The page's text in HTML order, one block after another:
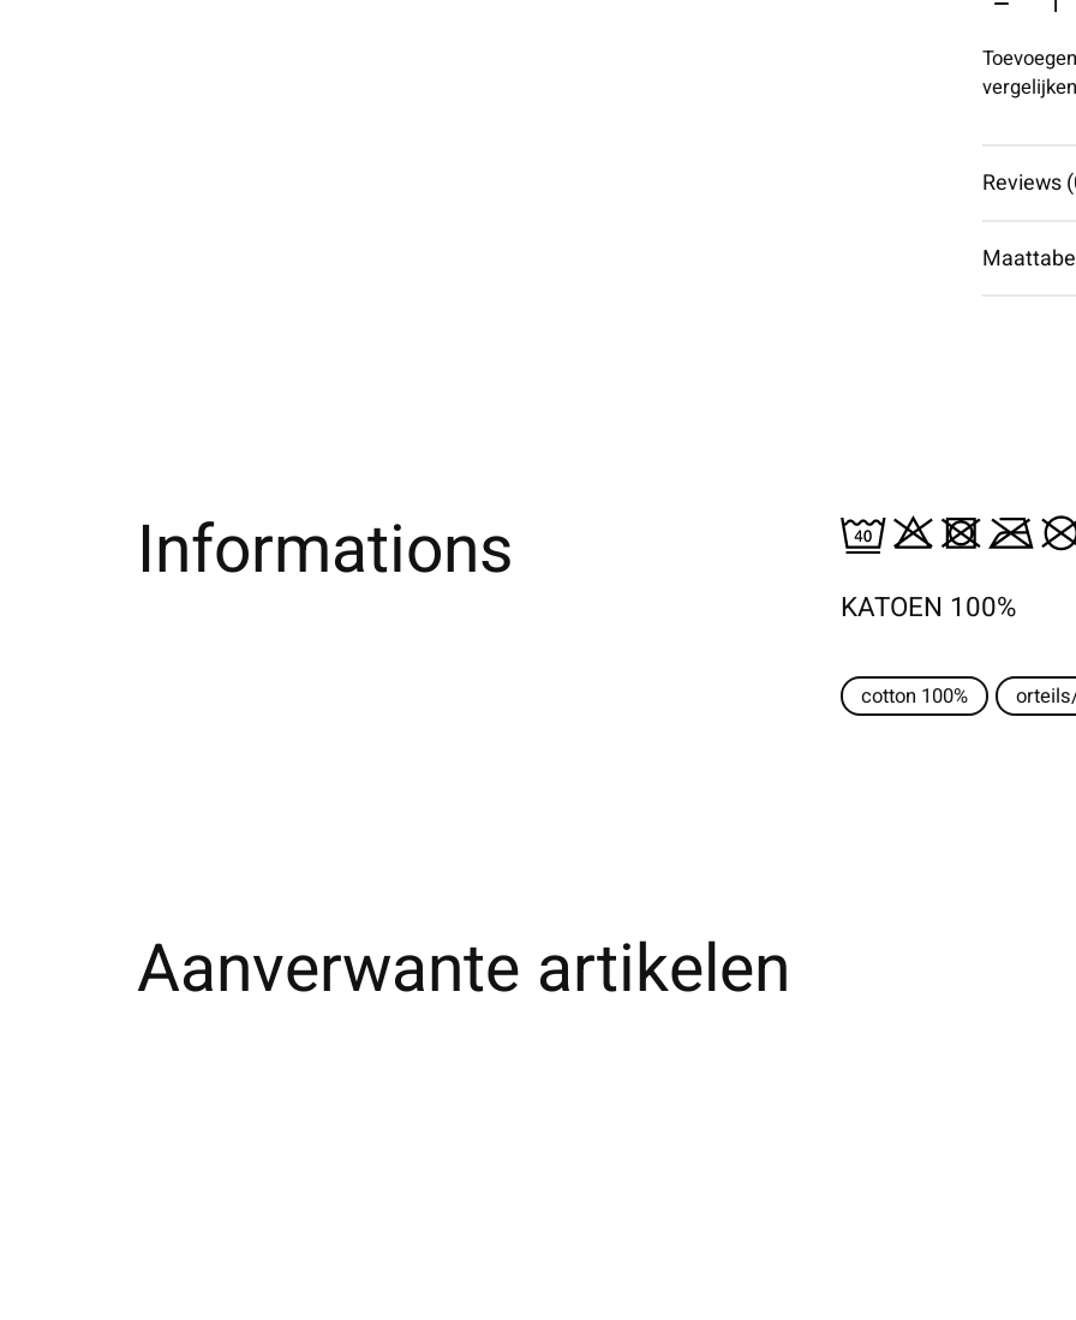
vergelijken
Reviews
Informations
KATOEN 100%
cotton 100%
Aanverwante artikelen